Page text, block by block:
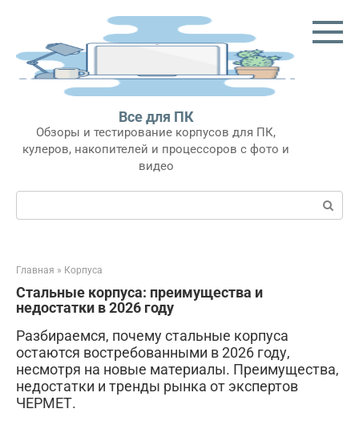
контенту
Все для ПК
Обзоры и тестирование корпусов для ПК,
кулеров, накопителей и процессоров с фото и
видео
Поиск:
Главная » Корпуса
Стальные корпуса: преимущества и
недостатки в 2026 году
Разбираемся, почему стальные корпуса
остаются востребованными в 2026 году,
несмотря на новые материалы. Преимущества,
недостатки и тренды рынка от экспертов
ЧЕРМЕТ.